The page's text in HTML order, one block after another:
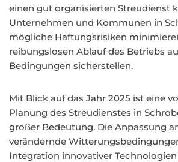
einen gut organisierten Streudienst
Unternehmen und Kommunen in
mögliche Haftungsrisiken
reibungslosen Ablauf des Betriebs
Bedingungen sicherstellen.
Mit Blick auf das Jahr 2025 ist eine
Planung des Streudienstes in
großer Bedeutung. Die Anpassung
verändernde
Integration innovativer Technologien